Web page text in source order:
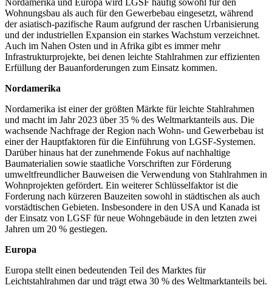
Nordamerika und Europa wird LGSF häufig sowohl für den
Wohnungsbau als auch für den Gewerbebau eingesetzt, während
der asiatisch-pazifische Raum aufgrund der raschen Urbanisierung
und der industriellen Expansion ein starkes Wachstum verzeichnet.
Auch im Nahen Osten und in Afrika gibt es immer mehr
Infrastrukturprojekte, bei denen leichte Stahlrahmen zur effizienten
Erfüllung der Bauanforderungen zum Einsatz kommen.
Nordamerika
Nordamerika ist einer der größten Märkte für leichte Stahlrahmen
und macht im Jahr 2023 über 35 % des Weltmarktanteils aus. Die
wachsende Nachfrage der Region nach Wohn- und Gewerbebau ist
einer der Hauptfaktoren für die Einführung von LGSF-Systemen.
Darüber hinaus hat der zunehmende Fokus auf nachhaltige
Baumaterialien sowie staatliche Vorschriften zur Förderung
umweltfreundlicher Bauweisen die Verwendung von Stahlrahmen in
Wohnprojekten gefördert. Ein weiterer Schlüsselfaktor ist die
Forderung nach kürzeren Bauzeiten sowohl in städtischen als auch
vorstädtischen Gebieten. Insbesondere in den USA und Kanada ist
der Einsatz von LGSF für neue Wohngebäude in den letzten zwei
Jahren um 20 % gestiegen.
Europa
Europa stellt einen bedeutenden Teil des Marktes für
Leichtstahlrahmen dar und trägt etwa 30 % des Weltmarktanteils bei.